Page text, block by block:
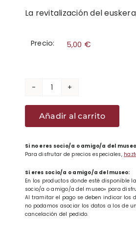
La revitalización del
Precio: 5,00 €
Revista
Hermes
76:
biziberritzea
bidegurutzean
cantidad
Añadir al carrito
Si no eres socio/a o amigo/a del
Para disfrutar de precios especiales,
Si eres socio/a o amigo/a del museo:
En los productos donde esté disponible
socio/a o amigo/a del museo» para
Al tramitar el pago se deben indicar los
no podamos asociar los datos a los de
cancelación del pedido.